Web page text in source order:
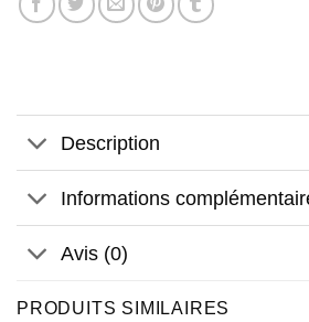
Description
Informations
Avis (0)
PRODUITS SIMILAIRES